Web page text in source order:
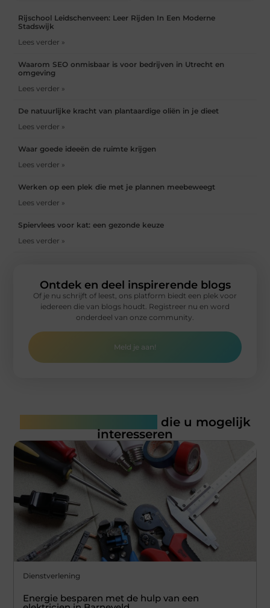
Rijschool Leidschenveen: Leer Rijden In Een Moderne
Stadswijk
Lees verder »
Waarom SEO onmisbaar is voor bedrijven in Utrecht en
omgeving
Lees verder »
De natuurlijke kracht van plantaardige oliën in je dieet
Lees verder »
Waar goede ideeën de ruimte krijgen
Lees verder »
Werken op een plek die met je plannen meebeweegt
Lees verder »
Spiervlees voor kat: een gezonde keuze
Lees verder »
Ontdek en deel inspirerende blogs
Of je nu schrijft of leest, ons platform biedt een plek voor
iedereen die van blogs houdt. Registreer nu en word
onderdeel van onze community.
Meld je aan!
die u mogelijk
interesseren
Dienstverlening
Energie besparen met de hulp van een